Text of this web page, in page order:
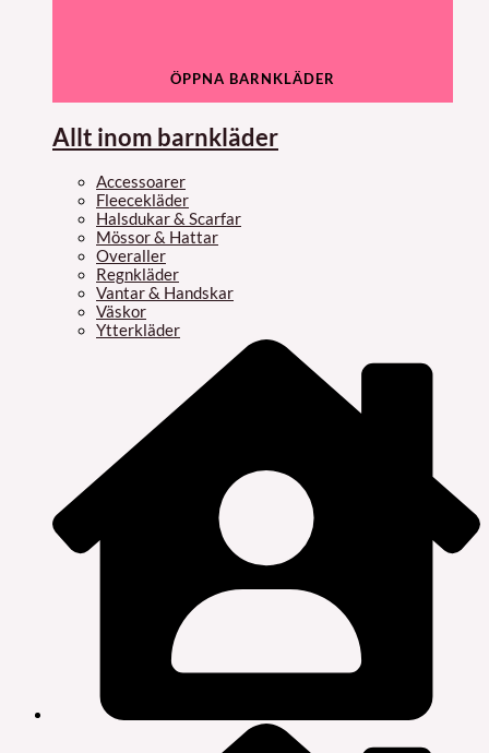
ÖPPNA BARNKLÄDER
Allt inom barnkläder
Accessoarer
Fleecekläder
Halsdukar & Scarfar
Mössor & Hattar
Overaller
Regnkläder
Vantar & Handskar
Väskor
Ytterkläder